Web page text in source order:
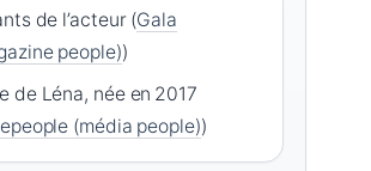
de l’acteur (Gala
people))
de Léna, née en 2017
(média people))